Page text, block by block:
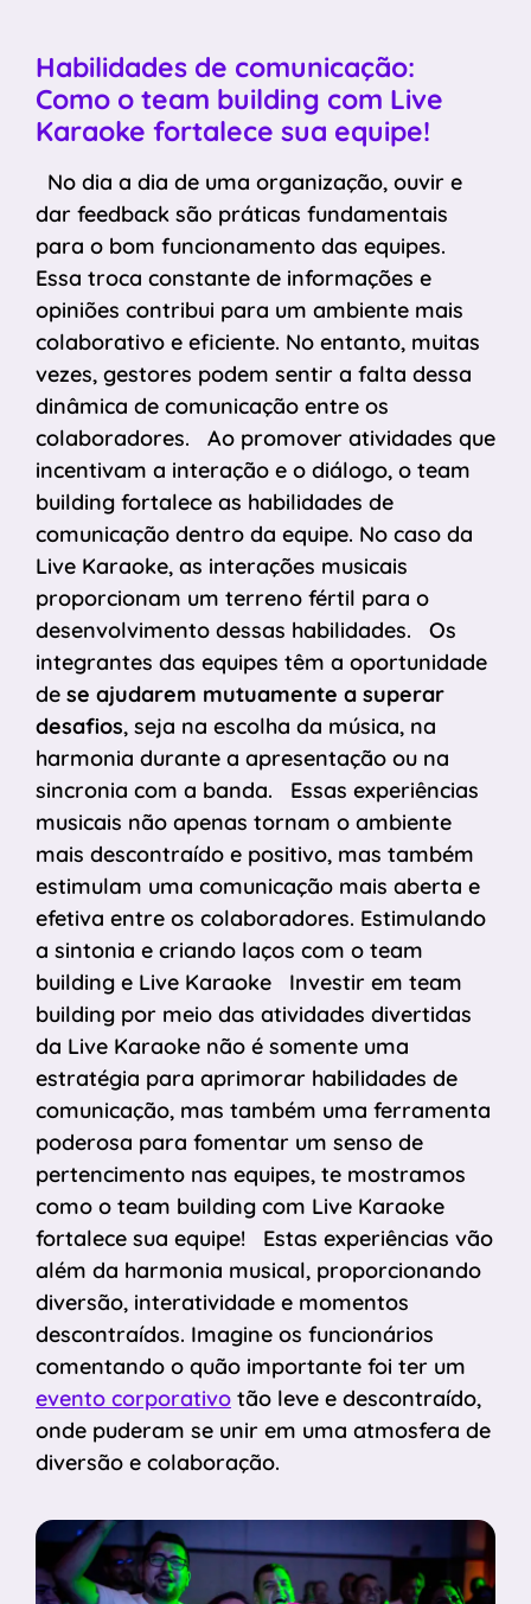
Habilidades de comunicação:
Como o team building com Live
Karaoke fortalece sua equipe!
No dia a dia de uma organização, ouvir e
dar feedback são práticas fundamentais
para o bom funcionamento das equipes.
Essa troca constante de informações e
opiniões contribui para um ambiente mais
colaborativo e eficiente. No entanto, muitas
vezes, gestores podem sentir a falta dessa
dinâmica de comunicação entre os
colaboradores. Ao promover atividades que
incentivam a interação e o diálogo, o team
building fortalece as habilidades de
comunicação dentro da equipe. No caso da
Live Karaoke, as interações musicais
proporcionam um terreno fértil para o
desenvolvimento dessas habilidades. Os
integrantes das equipes têm a oportunidade
de se ajudarem mutuamente a superar
desafios, seja na escolha da música, na
harmonia durante a apresentação ou na
sincronia com a banda. Essas experiências
musicais não apenas tornam o ambiente
mais descontraído e positivo, mas também
estimulam uma comunicação mais aberta e
efetiva entre os colaboradores. Estimulando
a sintonia e criando laços com o team
building e Live Karaoke Investir em team
building por meio das atividades divertidas
da Live Karaoke não é somente uma
estratégia para aprimorar habilidades de
comunicação, mas também uma ferramenta
poderosa para fomentar um senso de
pertencimento nas equipes, te mostramos
como o team building com Live Karaoke
fortalece sua equipe! Estas experiências vão
além da harmonia musical, proporcionando
diversão, interatividade e momentos
descontraídos. Imagine os funcionários
comentando o quão importante foi ter um
evento corporativo tão leve e descontraído,
onde puderam se unir em uma atmosfera de
diversão e colaboração.